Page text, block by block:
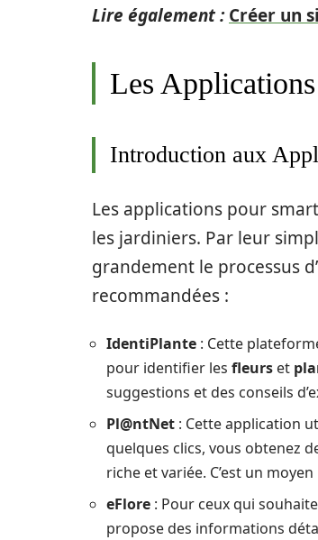
Lire également : Créer un
Les
Introduction aux
Les applications pour
les jardiniers. Par leur
grandement le processus
recommandées :
IdentiPlante : Cette
pour identifier les fleurs et
suggestions et des conseils
Pl@ntNet : Cette application
quelques clics, vous obtenez
riche et variée. C’est un
eFlore : Pour ceux qui
propose des informations